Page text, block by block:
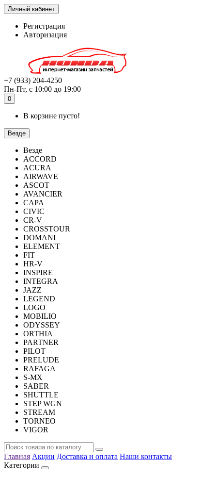
Личный кабинет
Регистрация
Авторизация
+7 (933) 204-4250
Пн-Пт, с 10:00 до 19:00
0
В корзине пусто!
Везде
Везде
ACCORD
ACURA
AIRWAVE
ASCOT
AVANCIER
CAPA
CIVIC
CR-V
CROSSTOUR
DOMANI
ELEMENT
FIT
HR-V
INSPIRE
INTEGRA
JAZZ
LEGEND
LOGO
MOBILIO
ODYSSEY
ORTHIA
PARTNER
PILOT
PRELUDE
RAFAGA
S-MX
SABER
SHUTTLE
STEP WGN
STREAM
TORNEO
VIGOR
Главная Акции Доставка и оплата Наши контакты
Категории